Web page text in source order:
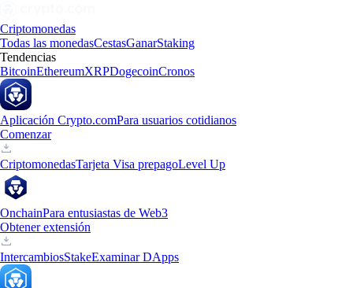
Criptomonedas
Todas las monedasCestasGanarStaking
Tendencias
BitcoinEthereumXRPDogecoinCronos
Aplicación Crypto.comPara usuarios cotidianos
Comenzar
CriptomonedasTarjeta Visa prepagoLevel Up
OnchainPara entusiastas de Web3
Obtener extensión
IntercambiosStakeExaminar DApps